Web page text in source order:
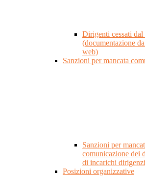
Dirigenti cessati
(documentazione
web)
Sanzioni per mancata
Sanzioni per
comunicazione dei
di incarichi
Posizioni organizzative